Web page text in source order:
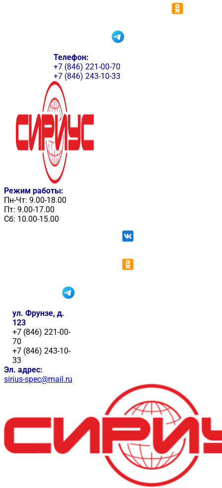
Телефон:
+7 (846) 221-00-70
+7 (846) 243-10-33
Режим работы:
Пн-Чт: 9.00-18.00
Пт: 9.00-17.00
Сб: 10.00-15.00
ул. Фрунзе, д.
123
+7 (846) 221-00-
70
+7 (846) 243-10-
33
Эл. адрес:
sirius-spec@mail.ru